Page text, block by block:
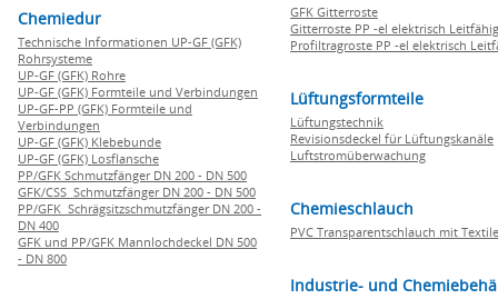
Chemiedur
Technische Informationen UP-GF (GFK)
Rohrsysteme
UP-GF (GFK) Rohre
UP-GF (GFK) Formteile und Verbindungen
UP-GF-PP (GFK) Formteile und
Verbindungen
UP-GF (GFK) Klebebunde
UP-GF (GFK) Losflansche
PP/GFK Schmutzfänger DN 200 - DN 500
GFK/CSS Schmutzfänger DN 200 - DN 500
PP/GFK Schrägsitzschmutzfänger DN 200 -
DN 400
GFK und PP/GFK Mannlochdeckel DN 500
- DN 800
GFK Gitterroste
Gitterroste PP -el elektrisch Leitfähig
Profiltragroste PP -el elektrisch
Lüftungsformteile
Lüftungstechnik
Revisionsdeckel für Lüftungskanäle
Luftstromüberwachung
Chemieschlauch
PVC Transparentschlauch mit
Industrie- und